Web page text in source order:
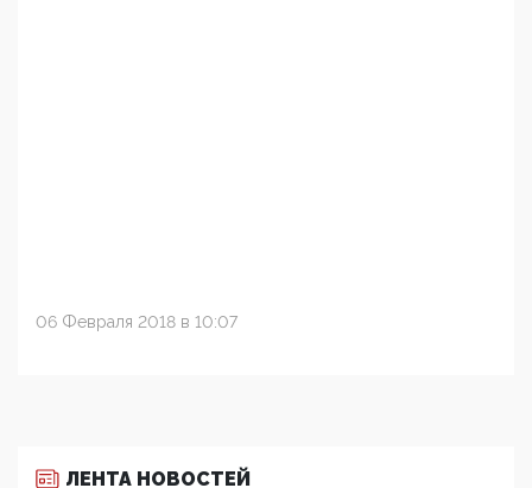
06 Февраля 2018 в 10:07
ЛЕНТА НОВОСТЕЙ